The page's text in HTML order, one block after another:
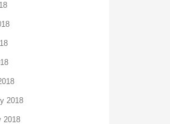
2018
2018